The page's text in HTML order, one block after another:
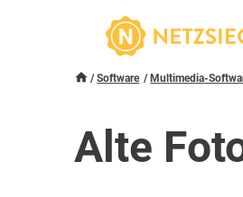
Software Multimedia-
Alte